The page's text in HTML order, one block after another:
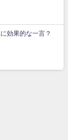
効果的な一言？